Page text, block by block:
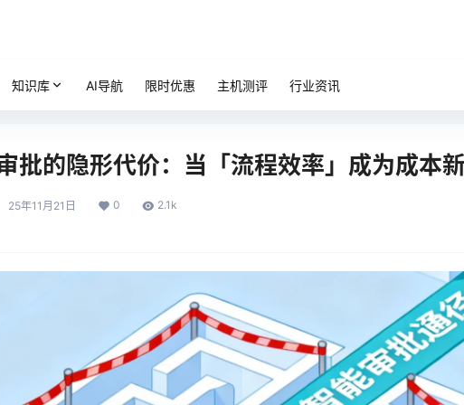
知识库 AI导航 限时优惠 主机测评 行业资讯
批的隐形代价：当「流程效率」成为成本
25年11月21日 0 2.1k